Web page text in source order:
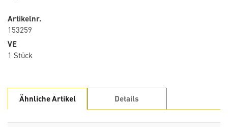
Artikelnr.
153259
VE
1 Stück
Ähnliche Artikel Details